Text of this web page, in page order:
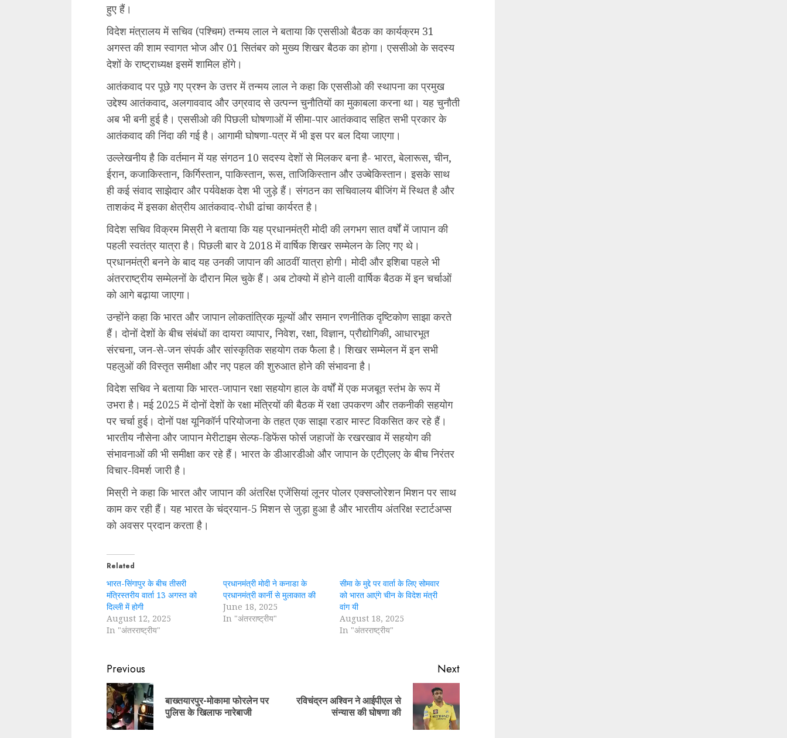
हुए हैं।
विदेश मंत्रालय में सचिव (पश्चिम) तन्मय लाल ने बताया कि एससीओ बैठक का कार्यक्रम 31
अगस्त की शाम स्वागत भोज और 01 सितंबर को मुख्य शिखर बैठक का होगा। एससीओ के सदस्य
देशों के राष्ट्राध्यक्ष इसमें शामिल होंगे।
आतंकवाद पर पूछे गए प्रश्न के उत्तर में तन्मय लाल ने कहा कि एससीओ की स्थापना का प्रमुख
उद्देश्य आतंकवाद, अलगाववाद और उग्रवाद से उत्पन्न चुनौतियों का मुकाबला करना था। यह चुनौती
अब भी बनी हुई है। एससीओ की पिछली घोषणाओं में सीमा-पार आतंकवाद सहित सभी प्रकार के
आतंकवाद की निंदा की गई है। आगामी घोषणा-पत्र में भी इस पर बल दिया जाएगा।
उल्लेखनीय है कि वर्तमान में यह संगठन 10 सदस्य देशों से मिलकर बना है- भारत, बेलारूस, चीन,
ईरान, कजाकिस्तान, किर्गिस्तान, पाकिस्तान, रूस, ताजिकिस्तान और उज्बेकिस्तान। इसके साथ
ही कई संवाद साझेदार और पर्यवेक्षक देश भी जुड़े हैं। संगठन का सचिवालय बीजिंग में स्थित है और
ताशकंद में इसका क्षेत्रीय आतंकवाद-रोधी ढांचा कार्यरत है।
विदेश सचिव विक्रम मिस्री ने बताया कि यह प्रधानमंत्री मोदी की लगभग सात वर्षों में जापान की
पहली स्वतंत्र यात्रा है। पिछली बार वे 2018 में वार्षिक शिखर सम्मेलन के लिए गए थे।
प्रधानमंत्री बनने के बाद यह उनकी जापान की आठवीं यात्रा होगी। मोदी और इशिबा पहले भी
अंतरराष्ट्रीय सम्मेलनों के दौरान मिल चुके हैं। अब टोक्यो में होने वाली वार्षिक बैठक में इन चर्चाओं
को आगे बढ़ाया जाएगा।
उन्होंने कहा कि भारत और जापान लोकतांत्रिक मूल्यों और समान रणनीतिक दृष्टिकोण साझा करते
हैं। दोनों देशों के बीच संबंधों का दायरा व्यापार, निवेश, रक्षा, विज्ञान, प्रौद्योगिकी, आधारभूत
संरचना, जन-से-जन संपर्क और सांस्कृतिक सहयोग तक फैला है। शिखर सम्मेलन में इन सभी
पहलुओं की विस्तृत समीक्षा और नए पहल की शुरुआत होने की संभावना है।
विदेश सचिव ने बताया कि भारत-जापान रक्षा सहयोग हाल के वर्षों में एक मजबूत स्तंभ के रूप में
उभरा है। मई 2025 में दोनों देशों के रक्षा मंत्रियों की बैठक में रक्षा उपकरण और तकनीकी सहयोग
पर चर्चा हुई। दोनों पक्ष यूनिकॉर्न परियोजना के तहत एक साझा रडार मास्ट विकसित कर रहे हैं।
भारतीय नौसेना और जापान मेरीटाइम सेल्फ-डिफेंस फोर्स जहाजों के रखरखाव में सहयोग की
संभावनाओं की भी समीक्षा कर रहे हैं। भारत के डीआरडीओ और जापान के एटीएलए के बीच निरंतर
विचार-विमर्श जारी है।
मिस्री ने कहा कि भारत और जापान की अंतरिक्ष एजेंसियां लूनर पोलर एक्सप्लोरेशन मिशन पर साथ
काम कर रही हैं। यह भारत के चंद्रयान-5 मिशन से जुड़ा हुआ है और भारतीय अंतरिक्ष स्टार्टअप्स
को अवसर प्रदान करता है।
Related
भारत-सिंगापुर के बीच तीसरी
मंत्रिस्तरीय वार्ता 13 अगस्त को
दिल्ली में होगी
August 12, 2025
In "अंतरराष्ट्रीय"
प्रधानमंत्री मोदी ने कनाडा के
प्रधानमंत्री कार्नी से मुलाकात की
June 18, 2025
In "अंतरराष्ट्रीय"
सीमा के मुद्दे पर वार्ता के लिए सोमवार
को भारत आएंगे चीन के विदेश मंत्री
वांग यी
August 18, 2025
In "अंतरराष्ट्रीय"
Continue
Reading
Previous
Previous
बाख्तयारपुर-मोकामा फोरलेन पर
पुलिस के खिलाफ नारेबाजी
Next
Next
रविचंद्रन अश्विन ने आईपीएल से
संन्यास की घोषणा की